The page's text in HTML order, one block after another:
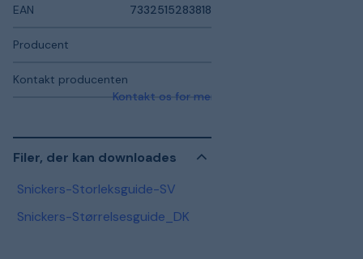
EAN 7332515283818
Producent
Kontakt producenten
Kontakt os for mere information
Filer, der kan downloades
Snickers-Storleksguide-SV
Snickers-Størrelsesguide_DK